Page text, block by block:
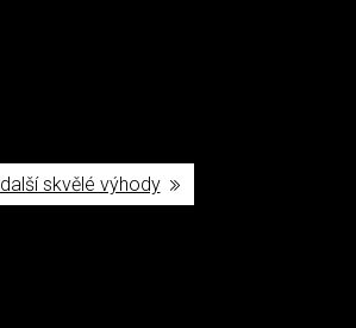
další skvělé výhody